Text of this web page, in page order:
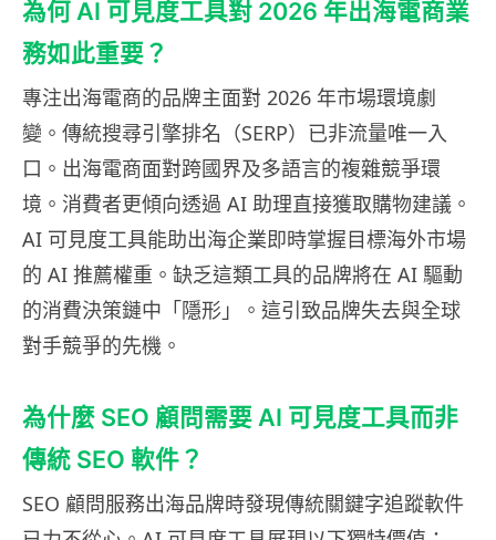
為何 AI 可見度工具對 2026 年出海電商業
務如此重要？
專注出海電商的品牌主面對 2026 年市場環境劇
變。傳統搜尋引擎排名（SERP）已非流量唯一入
口。出海電商面對跨國界及多語言的複雜競爭環
境。消費者更傾向透過 AI 助理直接獲取購物建議。
AI 可見度工具能助出海企業即時掌握目標海外市場
的 AI 推薦權重。缺乏這類工具的品牌將在 AI 驅動
的消費決策鏈中「隱形」。這引致品牌失去與全球
對手競爭的先機。
為什麼 SEO 顧問需要 AI 可見度工具而非
傳統 SEO 軟件？
SEO 顧問服務出海品牌時發現傳統關鍵字追蹤軟件